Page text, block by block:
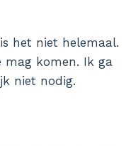
het niet helemaal.
komen. Ik ga
niet nodig.